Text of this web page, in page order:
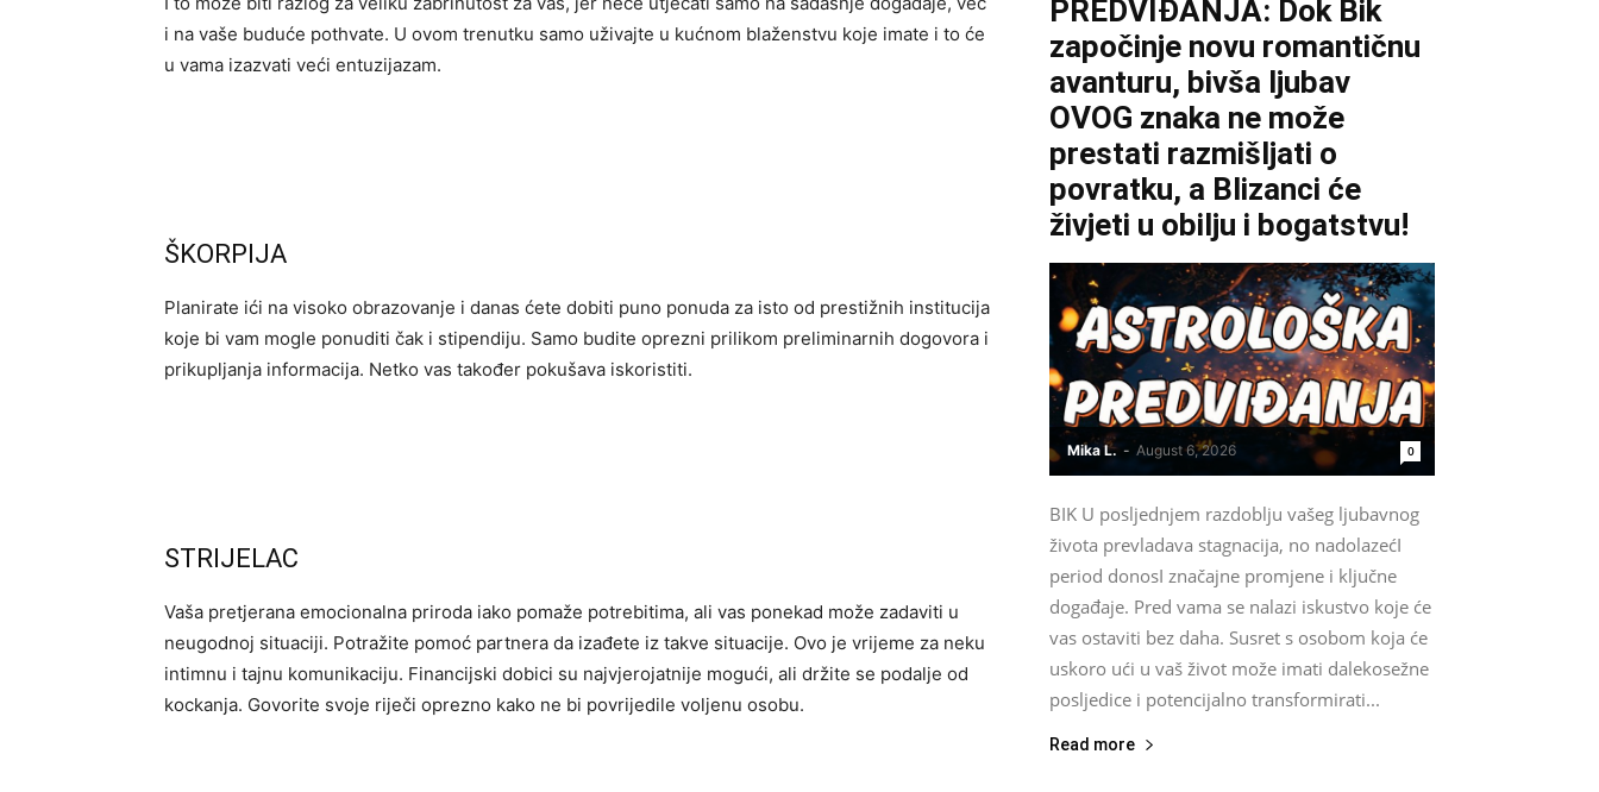
i na vaše buduće pothvate. U ovom trenutku samo uživajte u kućnom blaženstvu koje imate i to će
u vama izazvati veći entuzijazam.
ŠKORPIJA
Planirate ići na visoko obrazovanje i danas ćete dobiti puno ponuda za isto od prestižnih institucija
koje bi vam mogle ponuditi čak i stipendiju. Samo budite oprezni prilikom preliminarnih dogovora i
prikupljanja informacija. Netko vas također pokušava iskoristiti.
STRIJELAC
Vaša pretjerana emocionalna priroda iako pomaže potrebitima, ali vas ponekad može zadaviti u
neugodnoj situaciji. Potražite pomoć partnera da izađete iz takve situacije. Ovo je vrijeme za neku
intimnu i tajnu komunikaciju. Financijski dobici su najvjerojatnije mogući, ali držite se podalje od
kockanja. Govorite svoje riječi oprezno kako ne bi povrijedile voljenu osobu.
PREDVIĐANJA: Dok Bik
započinje novu romantičnu
avanturu, bivša ljubav
OVOG znaka ne može
prestati razmišljati o
povratku, a Blizanci će
živjeti u obilju i bogatstvu!
Mika L. - August 6, 2026 0
BIK U posljednjem razdoblju vašeg ljubavnog
života prevladava stagnacija, no nadolazećI
period donosI značajne promjene i ključne
događaje. Pred vama se nalazi iskustvo koje će
vas ostaviti bez daha. Susret s osobom koja će
uskoro ući u vaš život može imati dalekosežne
posljedice i potencijalno transformirati...
Read more